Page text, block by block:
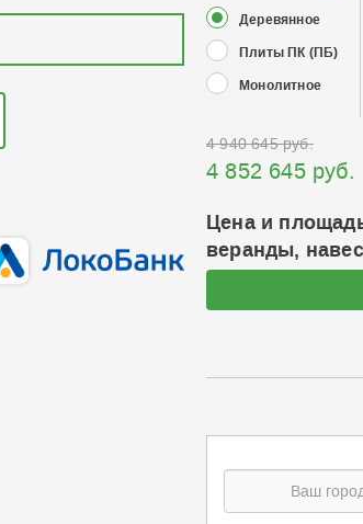
Деревянное
Плиты ПК (ПБ)
Монолитное
4 940 645 руб.
4 852 645 руб.
Цена и
веранды,